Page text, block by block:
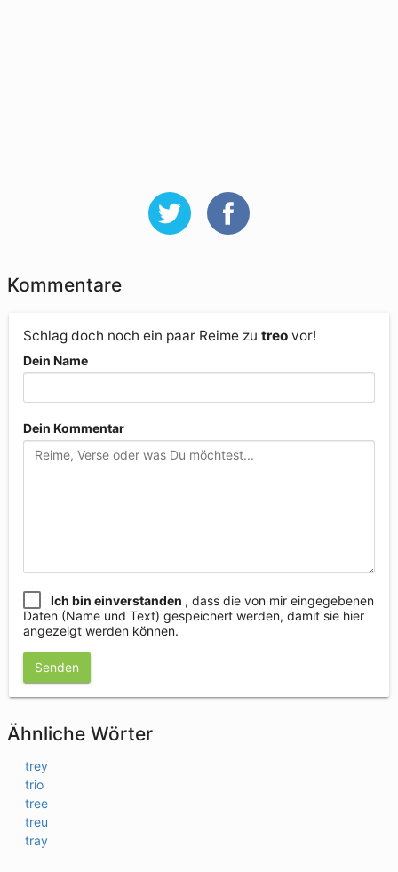
Kommentare
Schlag doch noch ein paar Reime zu treo vor!
Dein Name
Dein Kommentar
Ich bin einverstanden , dass die von mir eingegebenen
Daten (Name und Text) gespeichert werden, damit sie hier
angezeigt werden können.
Senden
Ähnliche Wörter
trey
trio
tree
treu
tray